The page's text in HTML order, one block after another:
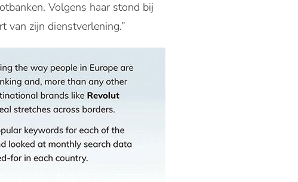
Volgens haar stond bij
van zijn dienstverlening.”